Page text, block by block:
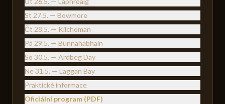
St 27.5. — Bowmore
Čt 28.5. — Kilchoman
Pá 29.5. — Bunnahabhain
So 30.5. — Ardbeg Day
Ne 31.5. — Laggan Bay
Praktické informace
Oficiální program (PDF)